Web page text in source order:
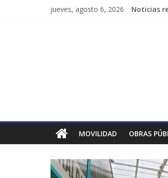
jueves, agosto 6, 2026 Noticias
MOVILIDAD OBRAS